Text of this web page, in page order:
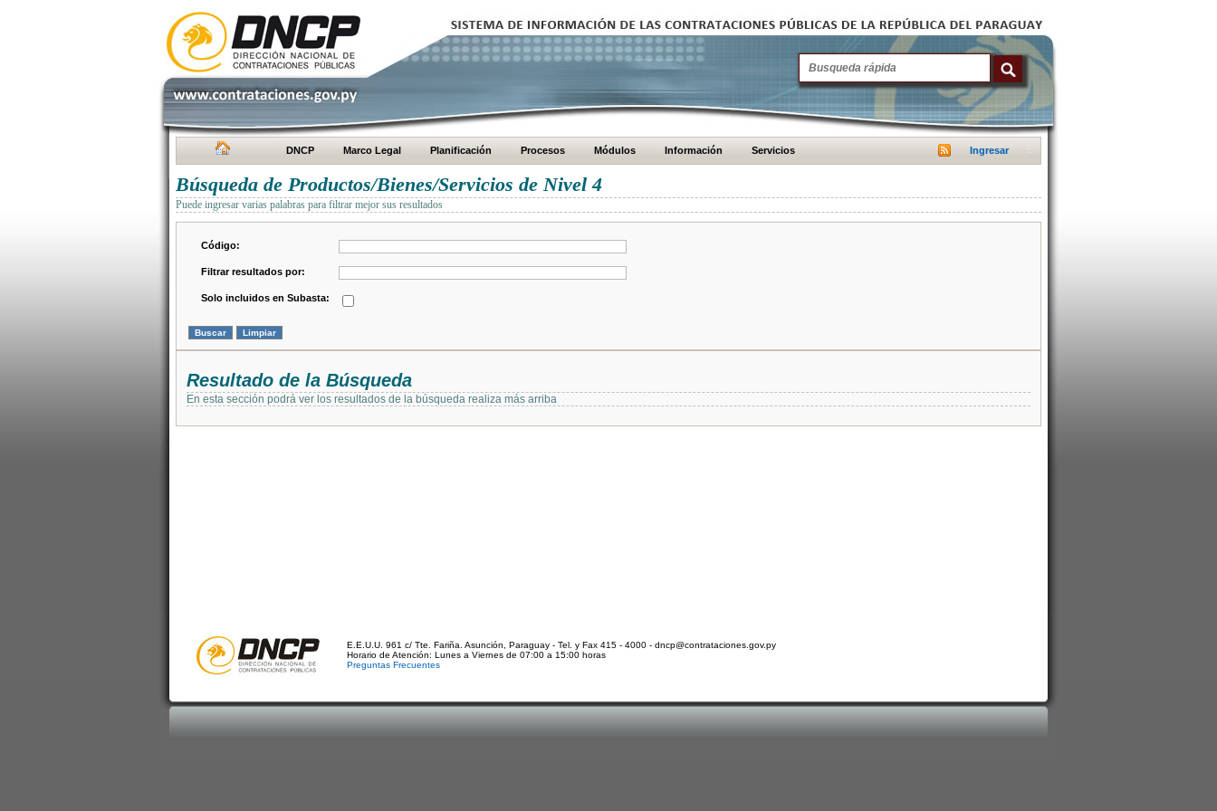
DNCP Marco Legal Planificación Procesos Módulos Información Servicios Ingresar
Búsqueda de Productos/Bienes/Servicios de Nivel 4
Puede ingresar varias palabras para filtrar mejor sus resultados
Código:
Filtrar resultados por:
Solo incluidos en Subasta:
Resultado de la Búsqueda
En esta sección podrá ver los resultados de la búsqueda realiza más arriba
E.E.U.U. 961 c/ Tte. Fariña. Asunción, Paraguay - Tel. y Fax 415 - 4000 - dncp@contrataciones.gov.py
Horario de Atención: Lunes a Viernes de 07:00 a 15:00 horas
Preguntas Frecuentes